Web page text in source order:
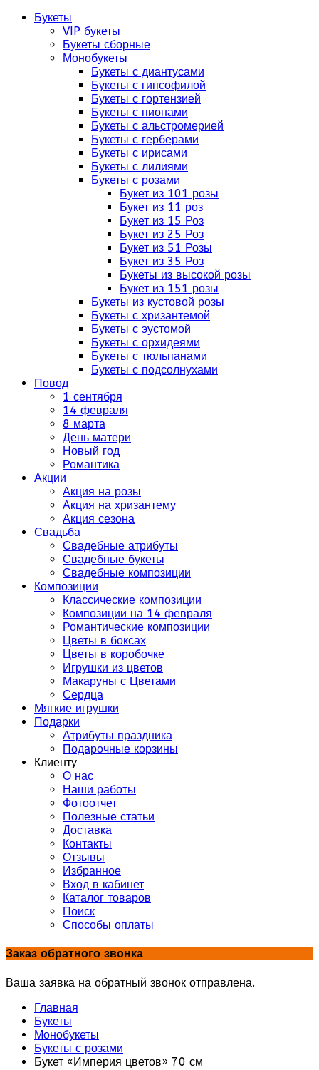
Букеты
VIP букеты
Букеты сборные
Монобукеты
Букеты с диантусами
Букеты с гипсофилой
Букеты с гортензией
Букеты с пионами
Букеты с альстромерией
Букеты с герберами
Букеты с ирисами
Букеты с лилиями
Букеты с розами
Букет из 101 розы
Букет из 11 роз
Букет из 15 Роз
Букет из 25 Роз
Букет из 51 Розы
Букет из 35 Роз
Букеты из высокой розы
Букет из 151 розы
Букеты из кустовой розы
Букеты с хризантемой
Букеты с эустомой
Букеты с орхидеями
Букеты с тюльпанами
Букеты с подсолнухами
Повод
1 сентября
14 февраля
8 марта
День матери
Новый год
Романтика
Акции
Акция на розы
Акция на хризантему
Акция сезона
Свадьба
Свадебные атрибуты
Свадебные букеты
Свадебные композиции
Композиции
Классические композиции
Композиции на 14 февраля
Романтические композиции
Цветы в боксах
Цветы в коробочке
Игрушки из цветов
Макаруны с Цветами
Сердца
Мягкие игрушки
Подарки
Атрибуты праздника
Подарочные корзины
Клиенту
О нас
Наши работы
Фотоотчет
Полезные статьи
Доставка
Контакты
Отзывы
Избранное
Вход в кабинет
Каталог товаров
Поиск
Способы оплаты
Заказ обратного звонка
Ваша заявка на обратный звонок отправлена.
Главная
Букеты
Монобукеты
Букеты с розами
Букет «Империя цветов» 70 см